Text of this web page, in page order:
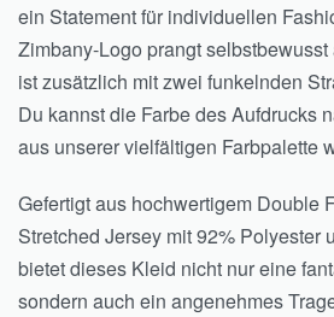
ein Statement für individuellen
Zimbany-Logo prangt
ist zusätzlich mit zwei funkelnden
Du kannst die Farbe des Aufdrucks
aus unserer vielfältigen Farbpalette
Gefertigt aus hochwertigem Double
Stretched Jersey mit 92% Polyester
bietet dieses Kleid nicht nur eine
sondern auch ein angenehmes